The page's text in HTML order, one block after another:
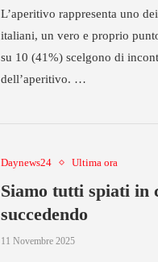
L’aperitivo rappresenta uno
italiani, un vero e proprio
su 10 (41%) scelgono di
dell’aperitivo. …
Daynews24 Ultima ora
Siamo tutti spiati in
succedendo
11 Novembre 2025